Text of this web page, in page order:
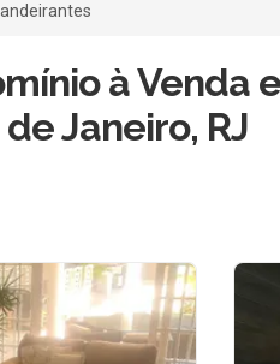
à Venda
Janeiro, RJ